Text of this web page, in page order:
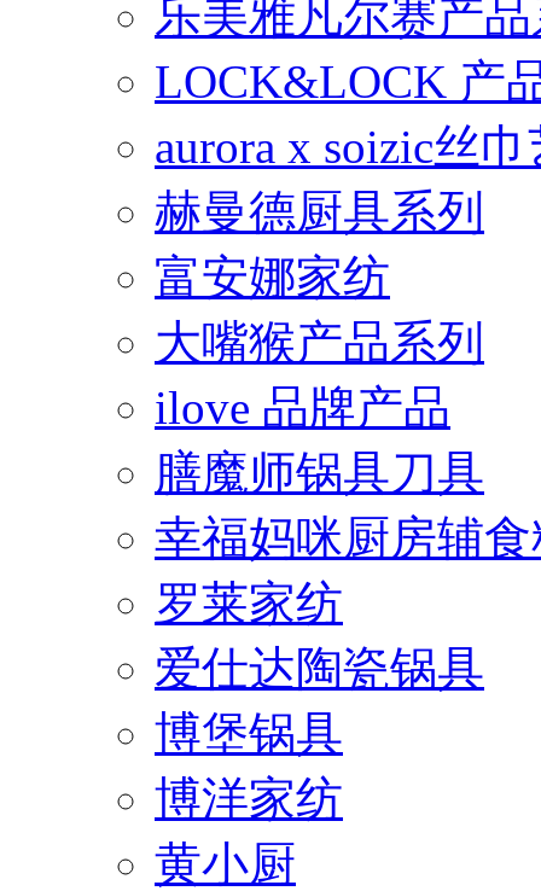
乐美雅凡尔赛产
LOCK&LOCK 产
aurora x soizic丝
赫曼德厨具系列
富安娜家纺
大嘴猴产品系列
ilove 品牌产品
膳魔师锅具刀具
幸福妈咪厨房辅
罗莱家纺
爱仕达陶瓷锅具
博堡锅具
博洋家纺
黄小厨